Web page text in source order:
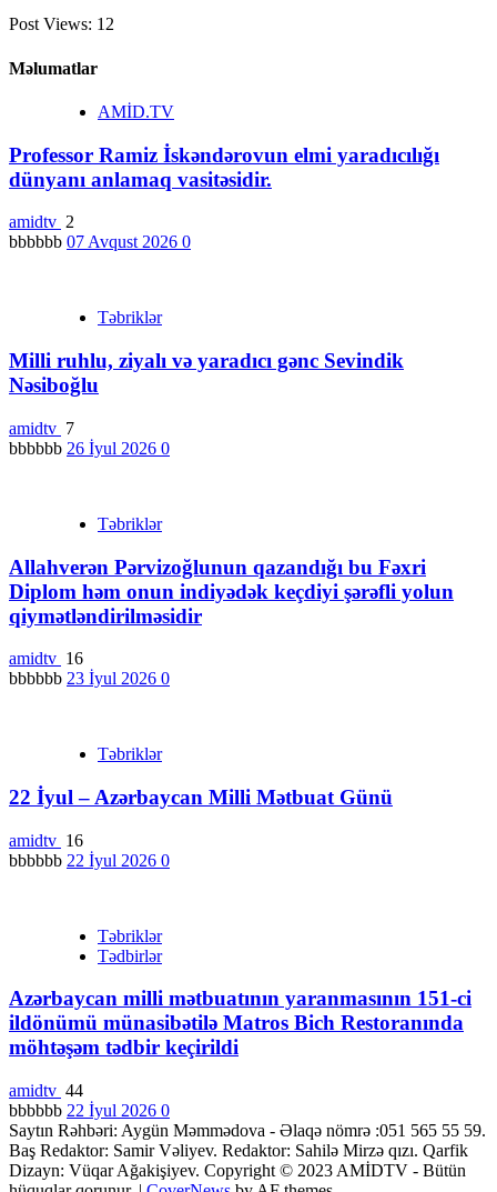
Post Views: 12
Məlumatlar
AMİD.TV
Professor Ramiz İskəndərovun elmi yaradıcılığı
dünyanı anlamaq vasitəsidir.
amidtv 2
bbbbbb 07 Avqust 2026 0
Təbriklər
Milli ruhlu, ziyalı və yaradıcı gənc Sevindik
Nəsiboğlu
amidtv 7
bbbbbb 26 İyul 2026 0
Təbriklər
Allahverən Pərvizoğlunun qazandığı bu Fəxri
Diplom həm onun indiyədək keçdiyi şərəfli yolun
qiymətləndirilməsidir
amidtv 16
bbbbbb 23 İyul 2026 0
Təbriklər
22 İyul – Azərbaycan Milli Mətbuat Günü
amidtv 16
bbbbbb 22 İyul 2026 0
Təbriklər
Tədbirlər
Azərbaycan milli mətbuatının yaranmasının 151-ci
ildönümü münasibətilə Matros Bich Restoranında
möhtəşəm tədbir keçirildi
amidtv 44
bbbbbb 22 İyul 2026 0
Saytın Rəhbəri: Aygün Məmmədova - Əlaqə nömrə :051 565 55 59.
Baş Redaktor: Samir Vəliyev. Redaktor: Sahilə Mirzə qızı. Qarfik
Dizayn: Vüqar Ağakişiyev. Copyright © 2023 AMİDTV - Bütün